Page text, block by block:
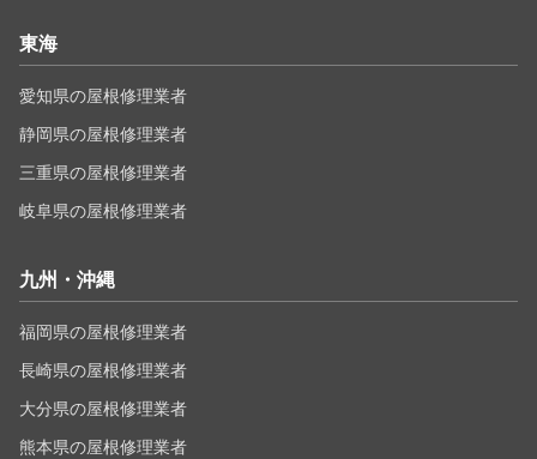
東海
愛知県の屋根修理業者
静岡県の屋根修理業者
三重県の屋根修理業者
岐阜県の屋根修理業者
九州・沖縄
福岡県の屋根修理業者
長崎県の屋根修理業者
大分県の屋根修理業者
熊本県の屋根修理業者